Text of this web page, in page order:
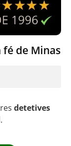
de Minas
detetives